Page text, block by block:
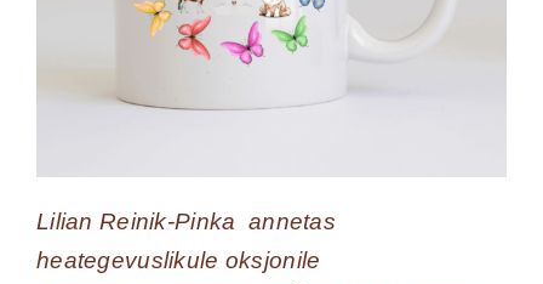
Lilian Reinik-Pinka annetas
heategevuslikule oksjonile